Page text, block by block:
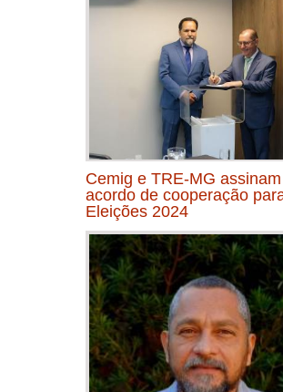
Cemig e TRE-MG assinam
acordo de cooperação
Eleições 2024